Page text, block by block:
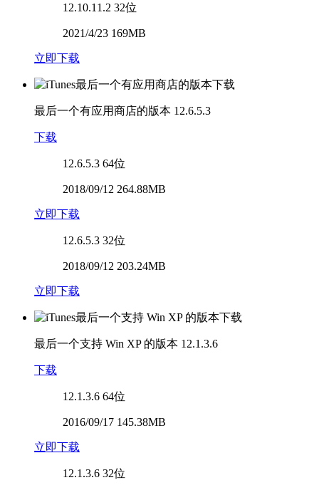
12.10.11.2 32位
2021/4/23 169MB
立即下载
最后一个有应用商店的版本 12.6.5.3
下载
12.6.5.3 64位
2018/09/12 264.88MB
立即下载
12.6.5.3 32位
2018/09/12 203.24MB
立即下载
最后一个支持 Win XP 的版本 12.1.3.6
下载
12.1.3.6 64位
2016/09/17 145.38MB
立即下载
12.1.3.6 32位